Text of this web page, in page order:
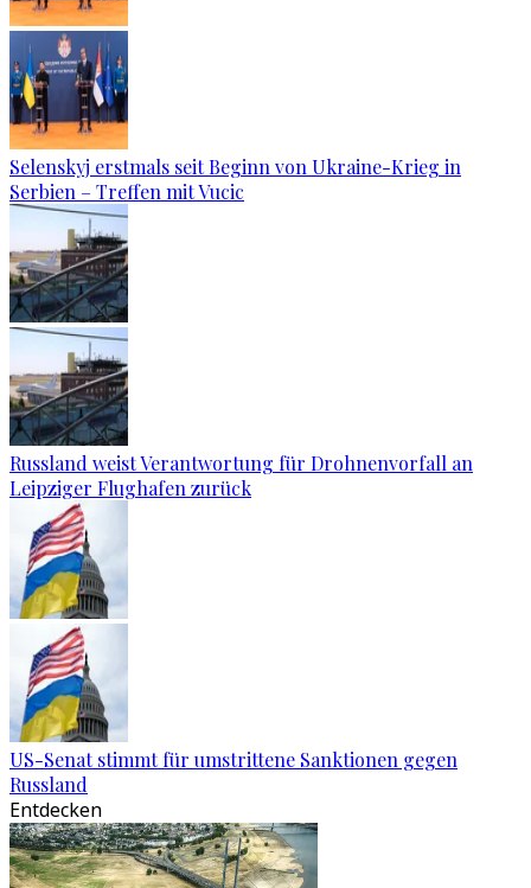
Selenskyj erstmals seit Beginn von Ukraine-Krieg in
Serbien – Treffen mit Vucic
Russland weist Verantwortung für Drohnenvorfall an
Leipziger Flughafen zurück
US-Senat stimmt für umstrittene Sanktionen gegen
Russland
Entdecken